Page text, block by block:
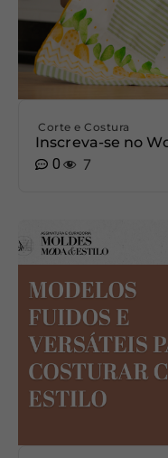
Corte e Costura
Inscreva-se no
0
7